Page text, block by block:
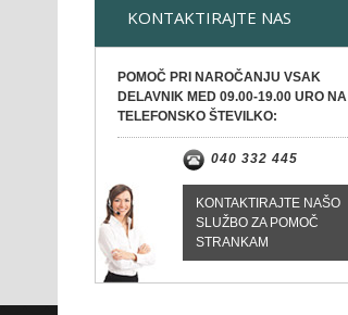
KONTAKTIRAJTE NAS
POMOČ PRI NAROČANJU VSAK
DELAVNIK MED 09.00-19.00 URO NA
TELEFONSKO ŠTEVILKO:
040 332 445
KONTAKTIRAJTE NAŠO
SLUŽBO ZA POMOČ
STRANKAM